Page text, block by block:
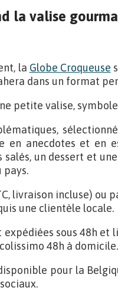
la valise
la Globe Croqueuse
dans un format
petite valise, symbole
en anecdotes et en
un dessert et
livraison incluse) ou
une clientèle locale.
expédiées sous 48h
48h à domicile.
pour la